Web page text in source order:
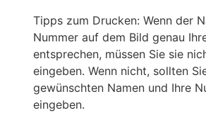
Tipps zum Drucken: Wenn der
Nummer auf dem Bild genau
entsprechen, müssen Sie sie
eingeben. Wenn nicht, sollten
gewünschten Namen und Ihre
eingeben.